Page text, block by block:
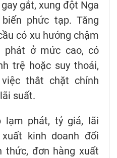
gắt, xung đột Nga
phức tạp. Tăng
có xu hướng chậm
phát ở mức cao, có
trệ hoặc suy thoái,
thắt chặt chính
suất.
lạm phát, tỷ giá, lãi
kinh doanh đối
thức, đơn hàng xuất